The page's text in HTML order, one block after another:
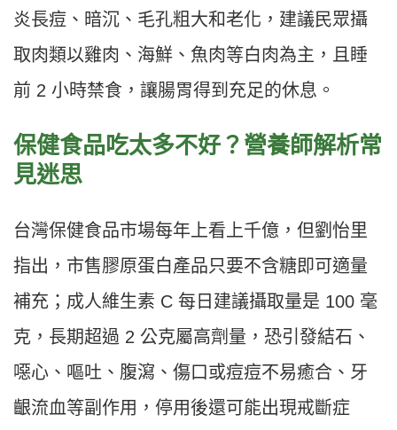
炎長痘、暗沉、毛孔粗大和老化，建議民眾攝
取肉類以雞肉、海鮮、魚肉等白肉為主，且睡
前 2 小時禁食，讓腸胃得到充足的休息。
保健食品吃太多不好？營養師解析常
見迷思
台灣保健食品市場每年上看上千億，但劉怡里
指出，市售膠原蛋白產品只要不含糖即可適量
補充；成人維生素 C 每日建議攝取量是 100 毫
克，長期超過 2 公克屬高劑量，恐引發結石、
噁心、嘔吐、腹瀉、傷口或痘痘不易癒合、牙
齦流血等副作用，停用後還可能出現戒斷症